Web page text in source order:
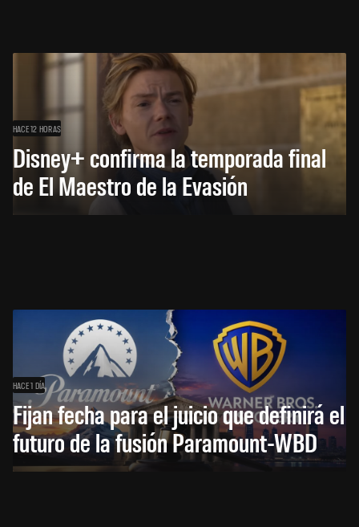
HACE 12 HORAS
Disney+ confirma la temporada final
de El Maestro de la Evasión
HACE 1 DÍA
Fijan fecha para el juicio que definirá el
futuro de la fusión Paramount-WBD